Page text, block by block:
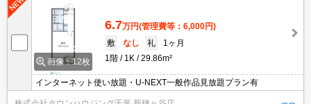
画像：12枚
6.7万円(管理費等：6,000円)
敷
なし 礼
1ヶ月
1階
1K 29.86m²
インターネット使い放題・U-NEXT一般作品見放題プラン有